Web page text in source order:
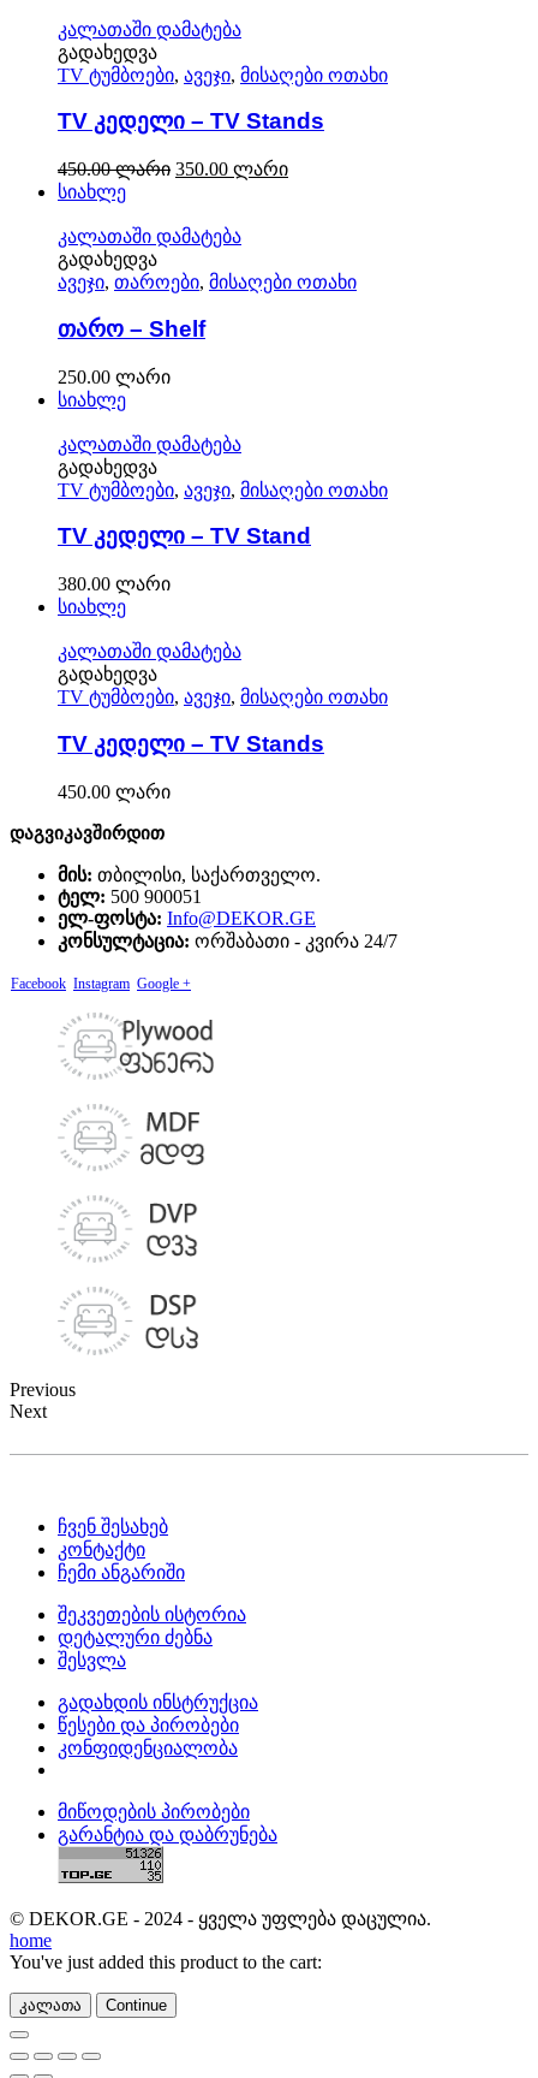
კალათაში დამატება
გადახედვა
TV ტუმბოები, ავეჯი, მისაღები ოთახი
TV კედელი – TV Stands
450.00ლარი 350.00 ლარი
სიახლე
კალათაში დამატება
გადახედვა
ავეჯი, თაროები, მისაღები ოთახი
თარო – Shelf
250.00 ლარი
სიახლე
კალათაში დამატება
გადახედვა
TV ტუმბოები, ავეჯი, მისაღები ოთახი
TV კედელი – TV Stand
380.00 ლარი
სიახლე
კალათაში დამატება
გადახედვა
TV ტუმბოები, ავეჯი, მისაღები ოთახი
TV კედელი – TV Stands
450.00 ლარი
დაგვიკავშირდით
მის: თბილისი, საქართველო.
ტელ: 500 900051
ელ-ფოსტა: Info@DEKOR.GE
კონსულტაცია: ორშაბათი - კვირა 24/7
Facebook Instagram Google +
Previous
Next
ჩვენ შესახებ
კონტაქტი
ჩემი ანგარიში
შეკვეთების ისტორია
დეტალური ძებნა
შესვლა
გადახდის ინსტრუქცია
წესები და პირობები
კონფიდენციალობა
მიწოდების პირობები
გარანტია და დაბრუნება
© DEKOR.GE - 2024 - ყველა უფლება დაცულია.
home
You've just added this product to the cart:
კალათა Continue